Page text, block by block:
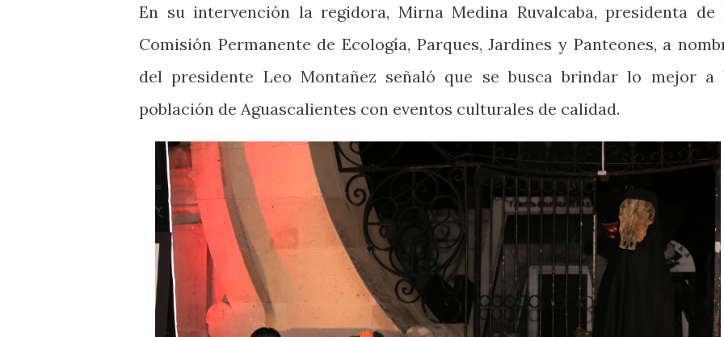
En su intervención la regidora, Mirna Medina Ruvalcaba, presidenta de
Comisión Permanente de Ecología, Parques, Jardines y Panteones, a
del presidente Leo Montañez señaló que se busca brindar lo mejor a
población de Aguascalientes con eventos culturales de calidad.